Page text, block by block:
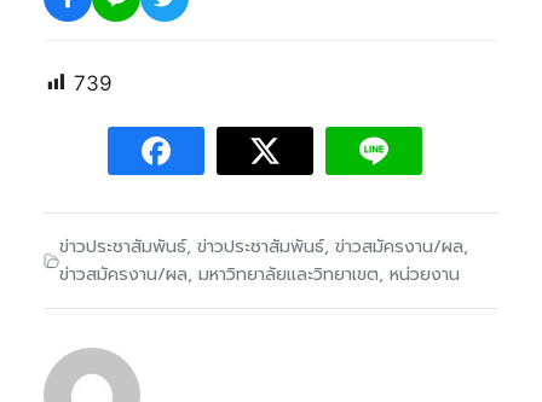
739
ข่าวประชาสัมพันธ์, ข่าวประชาสัมพันธ์, ข่าวสมัครงาน/ผล,
ข่าวสมัครงาน/ผล, มหาวิทยาลัยและวิทยาเขต, หน่วยงาน